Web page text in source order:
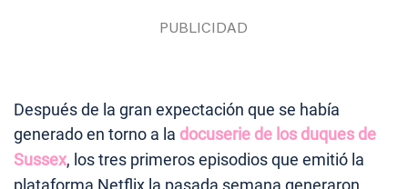
Después de la gran expectación que se había
generado en torno a la docuserie de los duques de
Sussex, los tres primeros episodios que emitió la
plataforma Netflix la pasada semana generaron